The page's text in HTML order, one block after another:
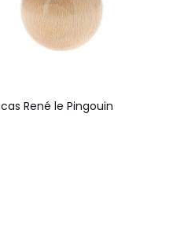
René le Pingouin